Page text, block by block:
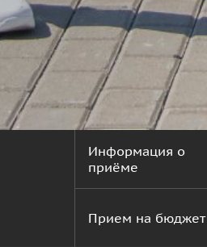
Информация о
приёме
Прием на бюджет